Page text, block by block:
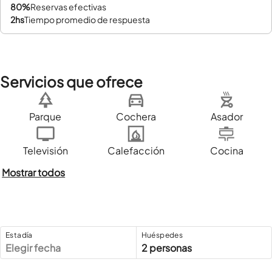
80% reservas efectivas
2hs tiempo promedio de respuesta
Servicios que ofrece
Parque Cochera Asador
Televisión Calefacción
Cocina
Mostrar todos
Estadía
Elegir fecha
Huéspedes
2 personas